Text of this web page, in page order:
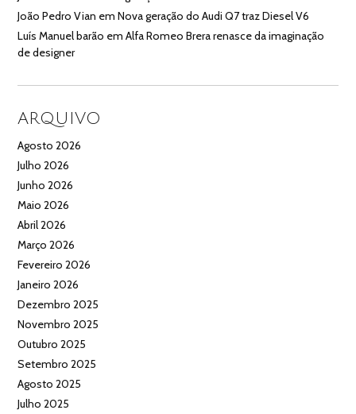
João Pedro Vian emNova geração do Audi Q7 traz Diesel V6
Luís Manuel barão emAlfa Romeo Brera renasce da imaginação
de designer
ARQUIVO
Agosto 2026
Julho 2026
Junho 2026
Maio 2026
Abril 2026
Março 2026
Fevereiro 2026
Janeiro 2026
Dezembro 2025
Novembro 2025
Outubro 2025
Setembro 2025
Agosto 2025
Julho 2025